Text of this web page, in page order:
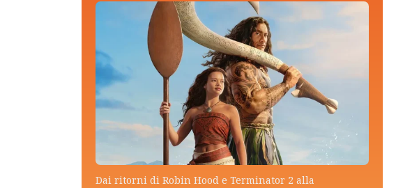
Dai ritorni di Robin Hood e Terminator 2 alla